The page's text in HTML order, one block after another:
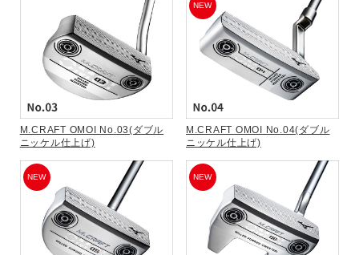
M.CRAFT OMOI No.03(ダブル
ニッケル仕上げ)
NEW
M.CRAFT OMOI No.04(ダブル
ニッケル仕上げ)
NEW NEW